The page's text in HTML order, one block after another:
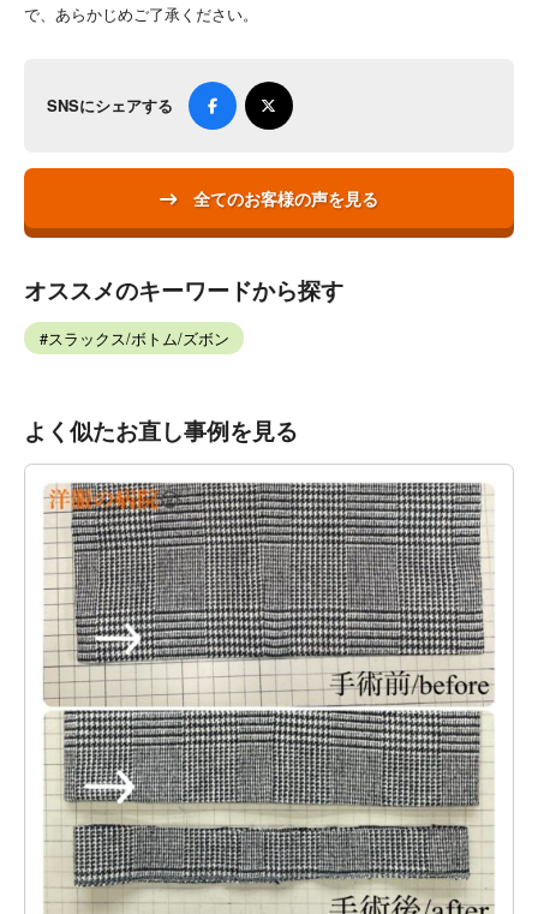
で、あらかじめご了承ください。
SNSにシェアする
全てのお客様の声を見る
オススメのキーワードから探す
スラックス/ボトム/ズボン
よく似たお直し事例を見る